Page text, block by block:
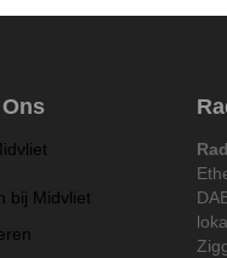
bij Midvliet